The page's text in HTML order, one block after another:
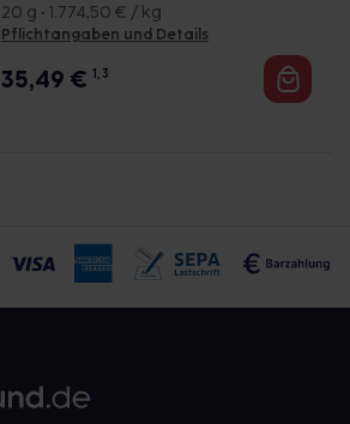
20 g • 1.774,50 € / kg
Pflichtangaben und Details
35,49 € 1, 3